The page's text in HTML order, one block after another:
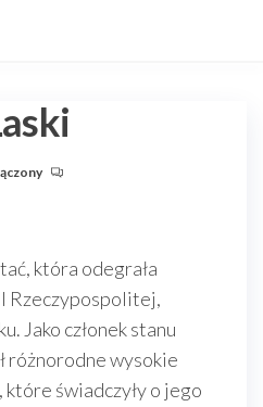
która odegrała
Rzeczypospolitej,
Jako członek stanu
różnorodne wysokie
świadczyły o jego